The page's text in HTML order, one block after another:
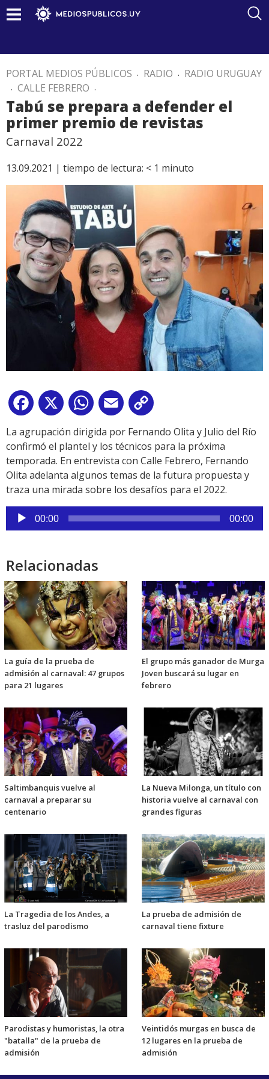
PORTAL MEDIOS PÚBLICOS . RADIO . RADIO URUGUAY
. CALLE FEBRERO .
Tabú se prepara a defender el
primer premio de revistas
Carnaval 2022
13.09.2021 | tiempo de lectura: < 1 minuto
Facebook
X WhatsApp
Email
Link
La agrupación dirigida por Fernando Olita y Julio del Río
confirmó el plantel y los técnicos para la próxima
temporada. En entrevista con Calle Febrero, Fernando
Olita adelanta algunos temas de la futura propuesta y
traza una mirada sobre los desafíos para el 2022.
Reproductor
de
00:00 00:00
Relacionadas
La guía de la prueba de
admisión al carnaval: 47 grupos
para 21 lugares
El grupo más ganador de Murga
Joven buscará su lugar en
febrero
Saltimbanquis vuelve al
carnaval a preparar su
centenario
La Nueva Milonga, un título con
historia vuelve al carnaval con
grandes figuras
La Tragedia de los Andes, a
trasluz del parodismo
La prueba de admisión de
carnaval tiene fixture
Parodistas y humoristas, la otra
"batalla" de la prueba de
admisión
Veintidós murgas en busca de
12 lugares en la prueba de
admisión